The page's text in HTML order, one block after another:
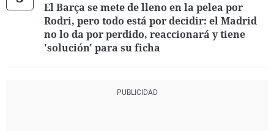
El Barça se mete de lleno en la pelea por
Rodri, pero todo está por decidir: el Madrid
no lo da por perdido, reaccionará y tiene
'solución' para su ficha